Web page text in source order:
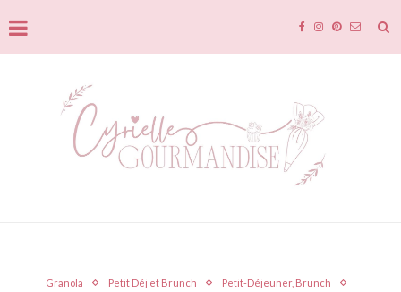
Granola Petit Déj et Brunch
Petit-Déjeuner, Brunch